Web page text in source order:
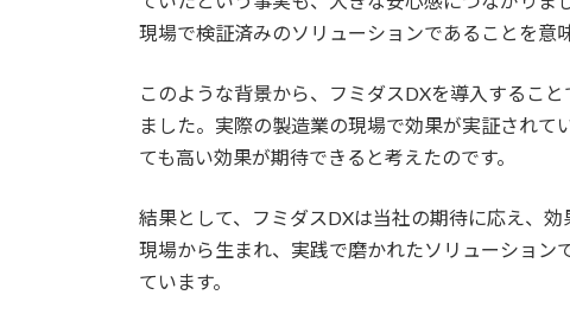
現場で検証済みのソリューションであることを意味
このような背景から、フミダスDXを導入するこ
ました。実際の製造業の現場で効果が実証され
ても高い効果が期待できると考えたのです。
結果として、フミダスDXは当社の期待に応え、
現場から生まれ、実践で磨かれたソリューション
ています。